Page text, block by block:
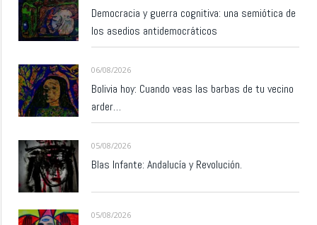
Democracia y guerra cognitiva: una semiótica de
los asedios antidemocráticos
06/08/2026
Bolivia hoy: Cuando veas las barbas de tu vecino
arder…
05/08/2026
Blas Infante: Andalucía y Revolución.
05/08/2026